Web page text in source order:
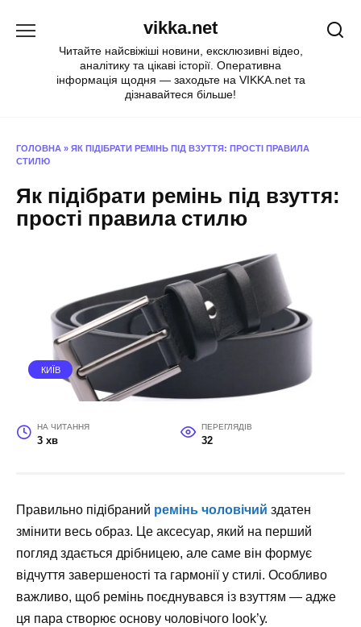
vikka.net
Читайте найсвіжіші новини, ексклюзивні відео,
аналітику та цікаві історії. Оперативна
інформація щодня — заходьте на VIKKA.net та
дізнавайтеся більше!
ГОЛОВНА » ЯК ПІДІБРАТИ РЕМІНЬ ПІД ВЗУТТЯ: ПРОСТІ ПРАВИЛА
СТИЛЮ
Як підібрати ремінь під взуття:
прості правила стилю
КИЇВ
НА ЧИТАННЯ
3 хв
ПЕРЕГЛЯДІВ
32
Правильно підібраний ремінь чоловічий здатен
змінити весь образ. Це аксесуар, який на перший
погляд здається дрібницею, але саме він формує
відчуття завершеності та гармонії у стилі. Особливо
важливо, щоб ремінь поєднувався із взуттям — адже
ця пара створює основу чоловічого look’у.